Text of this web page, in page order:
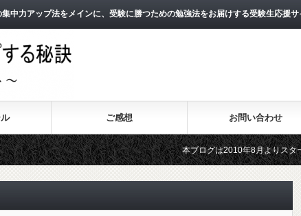
中力アップ法をメインに、受験に勝つための勉強法をお届けする受験生応援サ
ご感想 お問い合わせ
本ブログは2010年8月よりスタートし、10年
2011年3月よりスタートした無料メールマガ